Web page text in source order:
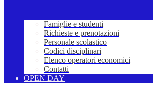
Famiglie e studenti
Richieste e prenotazioni
Personale scolastico
Codici disciplinari
Elenco operatori economici
Contatti
OPEN DAY